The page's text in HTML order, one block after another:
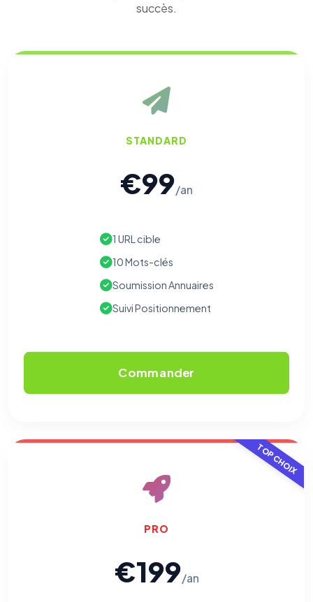
succès.
STANDARD
€99/an
1 URL cible
10 Mots-clés
Soumission Annuaires
Suivi Positionnement
Commander
TOP CHOIX
PRO
€199/an